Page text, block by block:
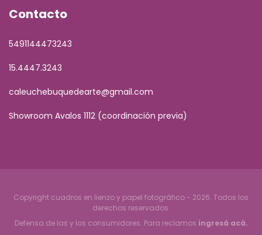
Contacto
5491144473243
15.4447.3243
caleuchebuquedearte@gmail.com
Showroom Avalos 1112 (coordinación previa)
Copyright cuadros en lienzo y papel fotográfico - 2026. Todos los
derechos reservados.
Defensa de las y los consumidores. Para reclamos ingresá acá.